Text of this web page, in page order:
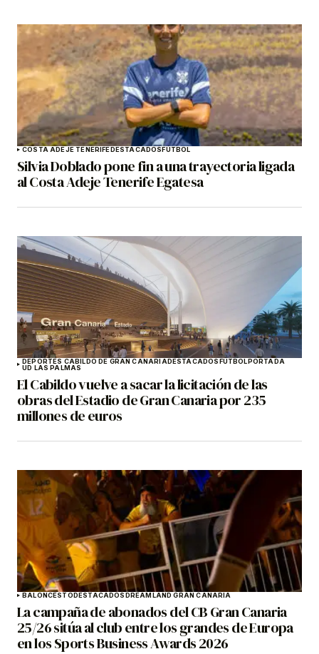
COSTA ADEJE TENERIFEDESTACADOSFÚTBOL
Silvia Doblado pone fin a una trayectoria ligada
al Costa Adeje Tenerife Egatesa
DEPORTES CABILDO DE GRAN CANARIADESTACADOSFÚTBOLPORTADA
UD LAS PALMAS
El Cabildo vuelve a sacar la licitación de las
obras del Estadio de Gran Canaria por 235
millones de euros
BALONCESTODESTACADOSDREAMLAND GRAN CANARIA
La campaña de abonados del CB Gran Canaria
25/26 sitúa al club entre los grandes de Europa
en los Sports Business Awards 2026